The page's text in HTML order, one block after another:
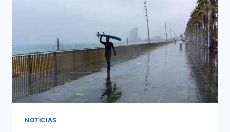
LOS
CONSUMIDORES
VUELVEN
A
LOS
VEHÍCULOS
NOTICIAS